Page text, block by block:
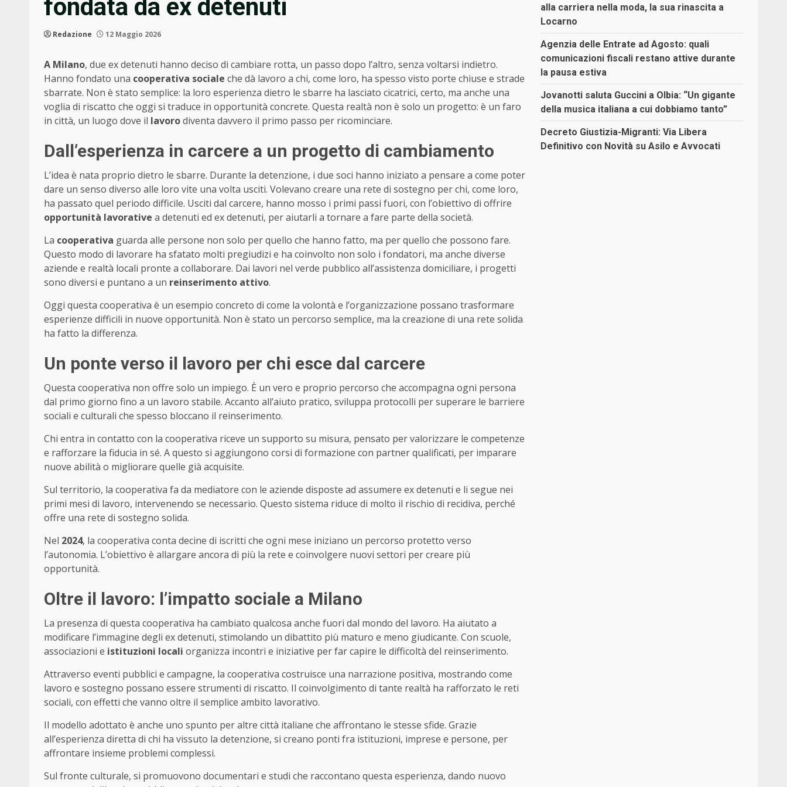
fondata da ex detenuti
Redazione 12 Maggio 2026
A Milano, due ex detenuti hanno deciso di cambiare rotta, un passo dopo l’altro, senza voltarsi indietro.
Hanno fondato una cooperativa sociale che dà lavoro a chi, come loro, ha spesso visto porte chiuse e strade
sbarrate. Non è stato semplice: la loro esperienza dietro le sbarre ha lasciato cicatrici, certo, ma anche una
voglia di riscatto che oggi si traduce in opportunità concrete. Questa realtà non è solo un progetto: è un faro
in città, un luogo dove il lavorodiventa davvero il primo passo per ricominciare.
Dall’esperienza in carcere a un progetto di cambiamento
L’idea è nata proprio dietro le sbarre. Durante la detenzione, i due soci hanno iniziato a pensare a come poter
dare un senso diverso alle loro vite una volta usciti. Volevano creare una rete di sostegno per chi, come loro,
ha passato quel periodo difficile. Usciti dal carcere, hanno mosso i primi passi fuori, con l’obiettivo di offrire
opportunità lavorative a detenuti ed ex detenuti, per aiutarli a tornare a fare parte della società.
La cooperativa guarda alle persone non solo per quello che hanno fatto, ma per quello che possono fare.
Questo modo di lavorare ha sfatato molti pregiudizi e ha coinvolto non solo i fondatori, ma anche diverse
aziende e realtà locali pronte a collaborare. Dai lavori nel verde pubblico all’assistenza domiciliare, i progetti
sono diversi e puntano a un reinserimento attivo.
Oggi questa cooperativa è un esempio concreto di come la volontà e l’organizzazione possano trasformare
esperienze difficili in nuove opportunità. Non è stato un percorso semplice, ma la creazione di una rete solida
ha fatto la differenza.
Un ponte verso il lavoro per chi esce dal carcere
Questa cooperativa non offre solo un impiego. È un vero e proprio percorso che accompagna ogni persona
dal primo giorno fino a un lavoro stabile. Accanto all’aiuto pratico, sviluppa protocolli per superare le barriere
sociali e culturali che spesso bloccano il reinserimento.
Chi entra in contatto con la cooperativa riceve un supporto su misura, pensato per valorizzare le competenze
e rafforzare la fiducia in sé. A questo si aggiungono corsi di formazione con partner qualificati, per imparare
nuove abilità o migliorare quelle già acquisite.
Sul territorio, la cooperativa fa da mediatore con le aziende disposte ad assumere ex detenuti e li segue nei
primi mesi di lavoro, intervenendo se necessario. Questo sistema riduce di molto il rischio di recidiva, perché
offre una rete di sostegno solida.
Nel 2024, la cooperativa conta decine di iscritti che ogni mese iniziano un percorso protetto verso
l’autonomia. L’obiettivo è allargare ancora di più la rete e coinvolgere nuovi settori per creare più
opportunità.
Oltre il lavoro: l’impatto sociale a Milano
La presenza di questa cooperativa ha cambiato qualcosa anche fuori dal mondo del lavoro. Ha aiutato a
modificare l’immagine degli ex detenuti, stimolando un dibattito più maturo e meno giudicante. Con scuole,
associazioni e istituzioni locali organizza incontri e iniziative per far capire le difficoltà del reinserimento.
Attraverso eventi pubblici e campagne, la cooperativa costruisce una narrazione positiva, mostrando come
lavoro e sostegno possano essere strumenti di riscatto. Il coinvolgimento di tante realtà ha rafforzato le reti
sociali, con effetti che vanno oltre il semplice ambito lavorativo.
Il modello adottato è anche uno spunto per altre città italiane che affrontano le stesse sfide. Grazie
all’esperienza diretta di chi ha vissuto la detenzione, si creano ponti fra istituzioni, imprese e persone, per
affrontare insieme problemi complessi.
Sul fronte culturale, si promuovono documentari e studi che raccontano questa esperienza, dando nuovo
alla carriera nella moda, la sua rinascita a
Locarno
Agenzia delle Entrate ad Agosto: quali
comunicazioni fiscali restano attive durante
la pausa estiva
Jovanotti saluta Guccini a Olbia: “Un gigante
della musica italiana a cui dobbiamo tanto”
Decreto Giustizia-Migranti: Via Libera
Definitivo con Novità su Asilo e Avvocati